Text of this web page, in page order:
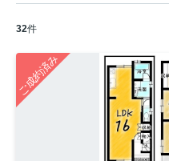
32件
ご成約済み